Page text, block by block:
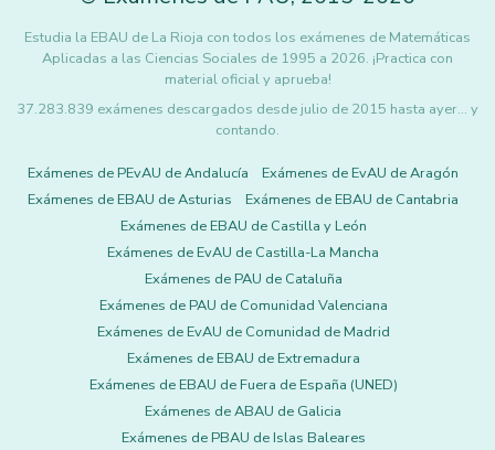
Estudia la EBAU de La Rioja con todos los exámenes de Matemáticas
Aplicadas a las Ciencias Sociales de 1995 a 2026. ¡Practica con
material oficial y aprueba!
37.283.839 exámenes descargados desde julio de 2015 hasta ayer... y
contando.
Exámenes de PEvAU de Andalucía
Exámenes de EvAU de Aragón
Exámenes de EBAU de Asturias
Exámenes de EBAU de Cantabria
Exámenes de EBAU de Castilla y León
Exámenes de EvAU de Castilla-La Mancha
Exámenes de PAU de Cataluña
Exámenes de PAU de Comunidad Valenciana
Exámenes de EvAU de Comunidad de Madrid
Exámenes de EBAU de Extremadura
Exámenes de EBAU de Fuera de España (UNED)
Exámenes de ABAU de Galicia
Exámenes de PBAU de Islas Baleares